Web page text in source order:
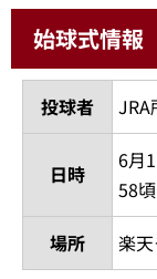
始球式情報
投球者 JRA
日時
6月
58頃
場所
楽